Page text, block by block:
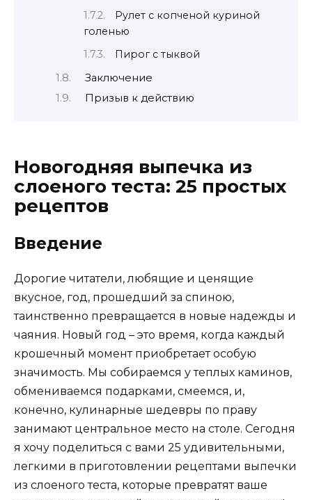
Рулет с копченой куриной
голенью
Пирог с тыквой
Заключение
Призыв к действию
Новогодняя выпечка из
слоеного теста: 25 простых
рецептов
Введение
Дорогие читатели, любящие и ценящие
вкусное, год, прошедший за спиною,
таинственно превращается в новые надежды и
чаяния. Новый год – это время, когда каждый
крошечный момент приобретает особую
значимость. Мы собираемся у теплых каминов,
обмениваемся подарками, смеемся, и,
конечно, кулинарные шедевры по праву
занимают центральное место на столе. Сегодня
я хочу поделиться с вами 25 удивительными,
легкими в приготовлении рецептами выпечки
из слоеного теста, которые превратят ваше